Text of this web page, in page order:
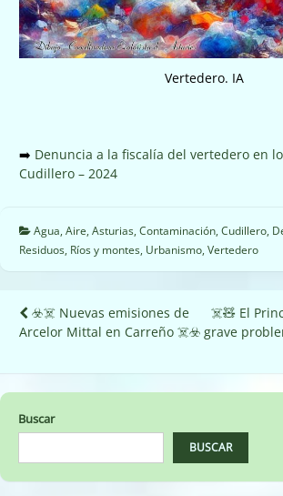
Vertedero. IA
➡️ Denuncia a la fiscalía del vertedero en
Cudillero – 2024
Agua, Aire, Asturias, Contaminación, Cudillero,
Residuos, Ríos y montes, Urbanismo, Vertedero
Navegación
de
entradas
☣️☠️ Nuevas emisiones de
Arcelor Mittal en Carreño ☠️☣️
☠️🧸 El
grave
Buscar
BUSCAR